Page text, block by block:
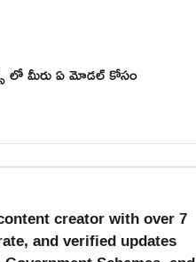
లో మీరు ఏ మోడల్ కోసం
creator with over 7
and verified updates